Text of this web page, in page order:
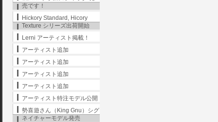
売です！
Hickory Standard, Hicory
Texture シリーズ出荷開始
Lerni アーティスト掲載！
アーティスト追加
アーティスト追加
アーティスト追加
アーティスト追加
アーティスト特注モデル公開
勢喜遊さん（King Gnu）シグ
ネイチャーモデル発売